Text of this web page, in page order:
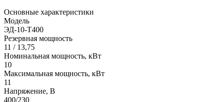
Основные характеристики
Модель
ЭД-10-Т400
Резервная мощность
11 / 13,75
Номинальная мощность, кВт
10
Максимальная мощность, кВт
11
Напряжение, В
400/230